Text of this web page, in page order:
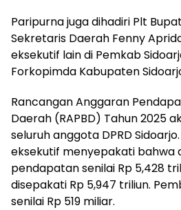
Paripurna juga dihadiri Plt
Sekretaris Daerah Fenny
eksekutif lain di Pemkab
Forkopimda Kabupaten
Rancangan Anggaran
Daerah (RAPBD) Tahun 2025
seluruh anggota DPRD
eksekutif menyepakati bahwa
pendapatan senilai Rp 5,428
disepakati Rp 5,947 triliun.
senilai Rp 519 miliar.